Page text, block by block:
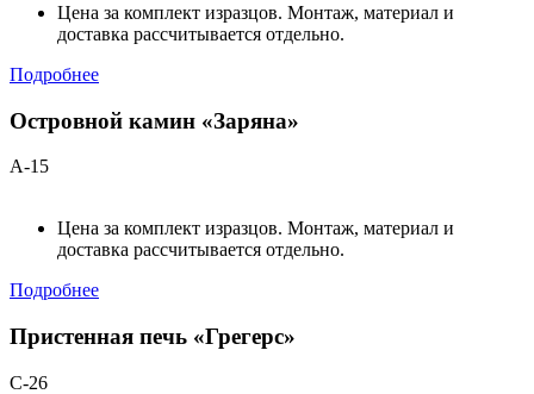
Цена за комплект изразцов. Монтаж, материал и
доставка рассчитывается отдельно.
Подробнее
Островной камин «Заряна»
А-15
Цена за комплект изразцов. Монтаж, материал и
доставка рассчитывается отдельно.
Подробнее
Пристенная печь «Грегерс»
С-26